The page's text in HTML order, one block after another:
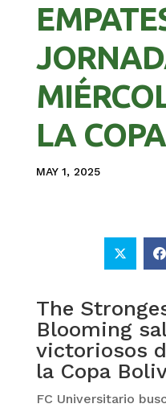
LA
MAY 1, 2025
The
Blooming
victoriosos
la Copa
FC Universitario